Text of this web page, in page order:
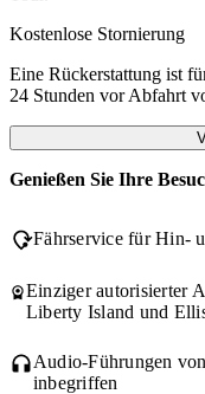
Kostenlose Stornierung
Eine Rückerstattung ist
24 Stunden vor Abfahrt
Genießen Sie Ihre
Fährservice für Hin-
Einziger autorisierter
Liberty Island und
Audio-Führungen
inbegriffen